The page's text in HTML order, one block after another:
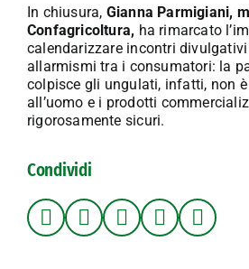
In chiusura, Gianna Parmigiani,
Confagricoltura, ha rimarcato
calendarizzare incontri
allarmismi tra i consumatori: la
colpisce gli ungulati, infatti, non
all’uomo e i prodotti
rigorosamente sicuri.
Condividi